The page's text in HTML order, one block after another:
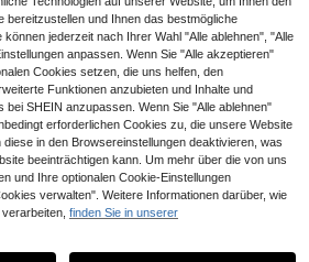
bereitzustellen und Ihnen das bestmögliche
jederzeit nach Ihrer Wahl "Alle ablehnen", "Alle
anpassen. Wenn Sie "Alle akzeptieren"
Cookies setzen, die uns helfen, den
Funktionen anzubieten und Inhalte und
bei SHEIN anzupassen. Wenn Sie "Alle ablehnen"
erforderlichen Cookies zu, die unsere Website
in den Browsereinstellungen deaktivieren, was
beeinträchtigen kann. Um mehr über die von uns
und Ihre optionalen Cookie-Einstellungen
verwalten". Weitere Informationen darüber, wie
finden Sie in unserer